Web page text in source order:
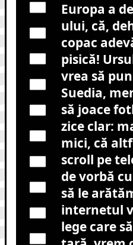
Europa a
ului, că,
copac
pisică!
vrea să
Suedia,
să joace
zice clar:
mici, că
scroll pe
de vorbă
să le
internetul
lege care